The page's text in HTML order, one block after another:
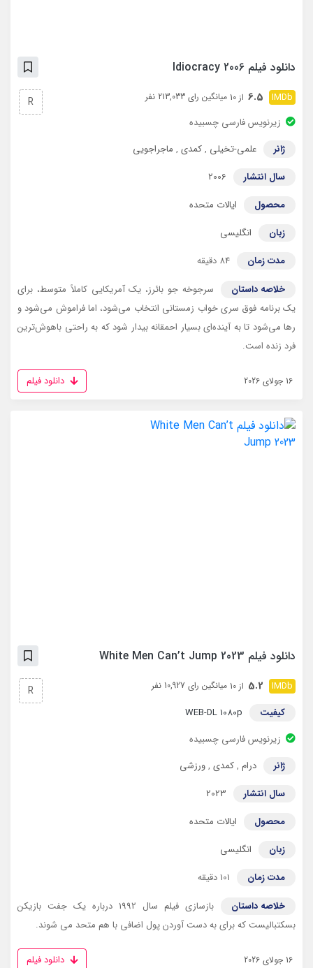
دانلود فیلم Idiocracy 2006
6.5 از 10 میانگین رای 213,033 نفر
زیرنویس فارسی چسبیده
ژانر
علمی-تخیلی ,کمدی , ماجراجویی
سال انتشار
2006
محصول
ایالات متحده
زبان
انگلیسی
مدت زمان
84 دقیقه
خلاصه داستان
سرجوخه جو بائرز، یک آمریکایی کاملاً متوسط، برای
یک برنامه فوق سری خواب زمستانی انتخاب می‌شود، اما فراموش می‌شود و
رها می‌شود تا به آینده‌ای بسیار احمقانه بیدار شود که به راحتی باهوش‌ترین
فرد زنده است.
R
16 جولای 2026 دانلود فیلم
دانلود فیلم White Men Can’t Jump 2023
5.2 از 10 میانگین رای 10,927 نفر
کیفیت
WEB-DL 1080p
زیرنویس فارسی چسبیده
ژانر
درام ,کمدی ,ورزشی
سال انتشار
2023
محصول
ایالات متحده
زبان
انگلیسی
مدت زمان
101 دقیقه
خلاصه داستان
بازسازی فیلم سال 1992 درباره یک جفت بازیکن
بسکتبالیست که برای به دست آوردن پول اضافی با هم متحد می شوند.
R
16 جولای 2026 دانلود فیلم